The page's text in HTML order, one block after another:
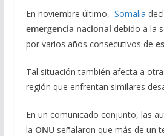
En noviembre último, Somalia
emergencia nacional debido a la
por varios años consecutivos de
Tal situación también afecta a
región que enfrentan similares
En un comunicado conjunto, las
la ONU señalaron que más de un